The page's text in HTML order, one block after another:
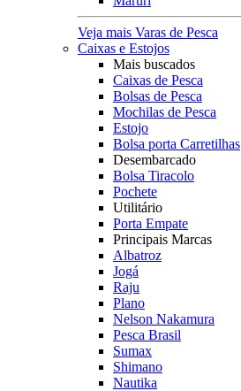
Veja mais Varas de Pesca
Caixas e Estojos
Mais buscados
Caixas de Pesca
Bolsas de Pesca
Mochilas de Pesca
Estojo
Bolsa porta Carretilhas
Desembarcado
Bolsa Tiracolo
Pochete
Utilitário
Porta Empate
Principais Marcas
Albatroz
Jogá
Raju
Plano
Nelson Nakamura
Pesca Brasil
Sumax
Shimano
Nautika